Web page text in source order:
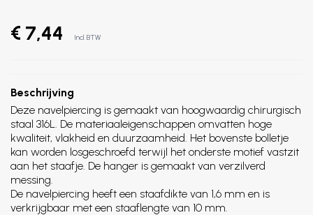
€ 7,44 Incl. BTW
Beschrijving
Deze navelpiercing is gemaakt van hoogwaardig chirurgisch
staal 316L. De materiaaleigenschappen omvatten hoge
kwaliteit, vlakheid en duurzaamheid. Het bovenste bolletje
kan worden losgeschroefd terwijl het onderste motief vastzit
aan het staafje. De hanger is gemaakt van verzilverd
messing.
De navelpiercing heeft een staafdikte van 1,6 mm en is
verkrijgbaar met een staaflengte van 10 mm.